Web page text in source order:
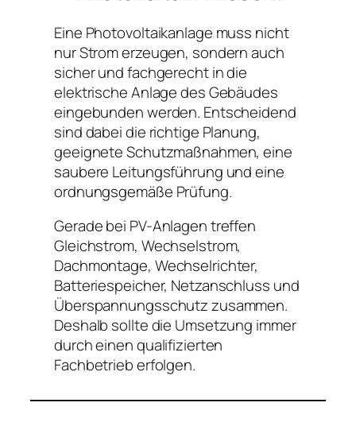
Eine Photovoltaikanlage muss nicht
nur Strom erzeugen, sondern auch
sicher und fachgerecht in die
elektrische Anlage des Gebäudes
eingebunden werden. Entscheidend
sind dabei die richtige Planung,
geeignete Schutzmaßnahmen, eine
saubere Leitungsführung und eine
ordnungsgemäße Prüfung.
Gerade bei PV-Anlagen treffen
Gleichstrom, Wechselstrom,
Dachmontage, Wechselrichter,
Batteriespeicher, Netzanschluss und
Überspannungsschutz zusammen.
Deshalb sollte die Umsetzung immer
durch einen qualifizierten
Fachbetrieb erfolgen.